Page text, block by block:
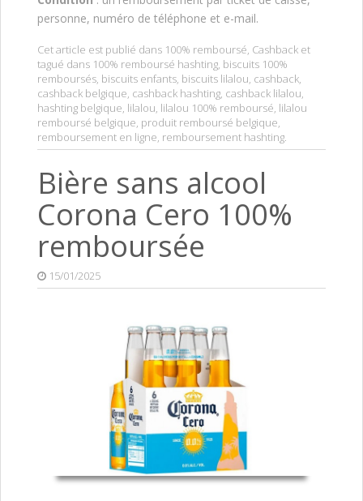
personne, numéro de téléphone et e-mail.
Cet article est publié dans 100% remboursé, Cashback et
tagué dans 100% remboursé hashting, biscuits 100%
remboursés, biscuits enfants, biscuits lilalou, cashback,
cashback belgique, cashback hashting, cashback lilalou,
hashting belgique, lilalou, lilalou 100% remboursé, lilalou
remboursé belgique, produit remboursé belgique,
remboursement en ligne, remboursement hashting.
Bière sans alcool
Corona Cero 100%
remboursée
15/01/2025